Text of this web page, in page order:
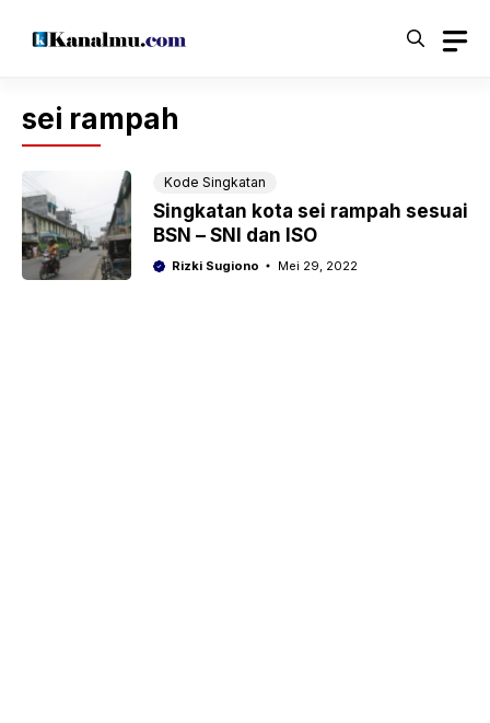
sei rampah
Kode Singkatan
Singkatan kota sei rampah sesuai
BSN – SNI dan ISO
Rizki Sugiono Mei 29, 2022